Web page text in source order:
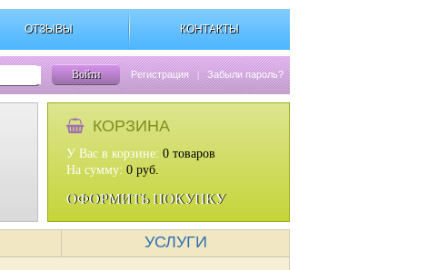
ОТЗЫВЫ КОНТАКТЫ
Войти Регистрация | Забыли пароль?
КОРЗИНА
У Вас в корзине: 0 товаров
На сумму: 0 руб.
ОФОРМИТЬ ПОКУПКУ
УСЛУГИ